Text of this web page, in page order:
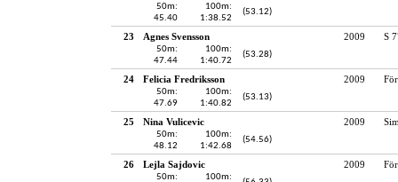
50m:
45.40
100m:
1:38.52
(53.12)
23 Agnes Svensson 2009 S
50m:
47.44
100m:
1:40.72
(53.28)
24 Felicia Fredriksson 2009
50m:
47.69
100m:
1:40.82
(53.13)
25 Nina Vulicevic 2009
50m:
48.12
100m:
1:42.68
(54.56)
26 Lejla Sajdovic 2009
50m: 100m: